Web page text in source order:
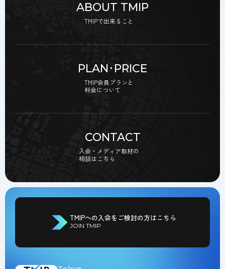
ABOUT TMIP
TMIPで出来ること
PLAN･PRICE
TMIP会員プランと
料金について
CONTACT
入会・メディア取材の
相談はこちら
TMIPへの入会をご検討の方はこちら
JOIN TMIP